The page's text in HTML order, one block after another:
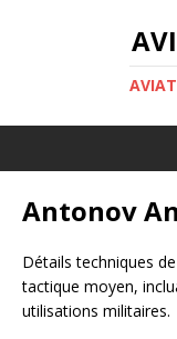
Antonov
Détails techniques
tactique moyen,
utilisations militaires.